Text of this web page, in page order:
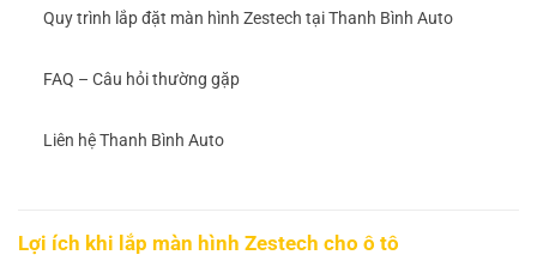
Quy trình lắp đặt màn hình Zestech tại Thanh Bình Auto
FAQ – Câu hỏi thường gặp
Liên hệ Thanh Bình Auto
Lợi ích khi lắp màn hình Zestech cho ô tô